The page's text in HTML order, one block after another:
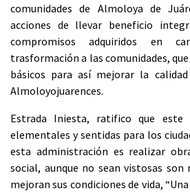
comunidades de Almoloya de
acciones de llevar beneficio
compromisos adquiridos en
trasformación a las comunidades,
básicos para así mejorar la
Almoloyojuarences.
Estrada Iniesta, ratifico que este
elementales y sentidas para los
esta administración es realizar
social, aunque no sean vistosas
mejoran sus condiciones de vida,